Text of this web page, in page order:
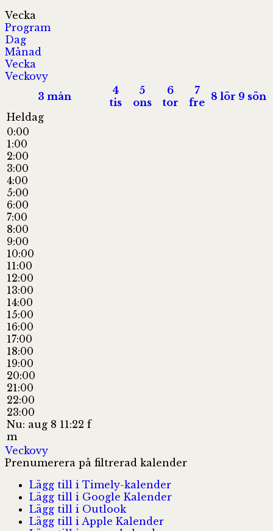
Vecka
Program
Dag
Månad
Vecka
Veckovy
3 mån
4
tis
5
ons
6
tor
7
fre 8 lör 9 sön
Heldag
0:00
1:00
2:00
3:00
4:00
5:00
6:00
7:00
8:00
9:00
10:00
11:00
12:00
13:00
14:00
15:00
16:00
17:00
18:00
19:00
20:00
21:00
22:00
23:00
Nu: aug 8 11:22 f
m
Veckovy
Prenumerera på filtrerad kalender
Lägg till i Timely-kalender
Lägg till i Google Kalender
Lägg till i Outlook
Lägg till i Apple Kalender